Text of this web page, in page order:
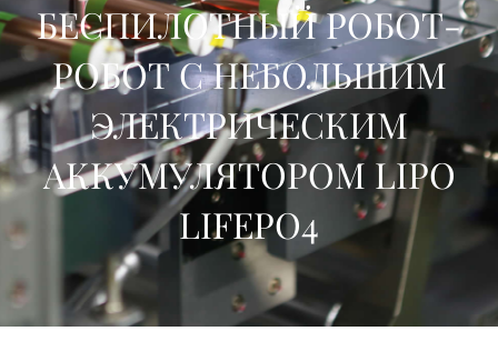
БЕСПИЛОТНЫЙ РОБОТ-
РОБОТ С НЕБОЛЬШИМ
ЭЛЕКТРИЧЕСКИМ
АККУМУЛЯТОРОМ LIPO
LIFEPO4